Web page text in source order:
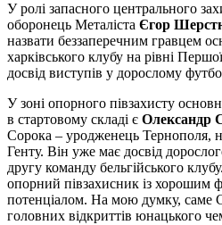
У ролі запасного центрального
оборонець Металіста Єгор
назвати беззаперечним гравцем
харківського клубу на рівні
досвід виступів у дорослому
У зоні опорного півзахисту
в стартовому складі є Олександр
Сорока – уродженець Тернополя,
Генту. Він уже має досвід
другу команду бельгійського
опорний півзахисник із хорошим
потенціалом. На мою думку, саме
головних відкриттів юнацького